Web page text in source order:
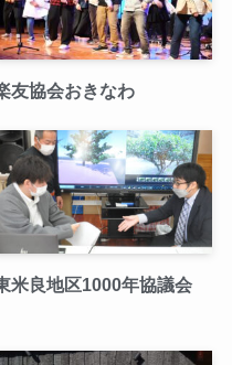
友協会おきなわ
米良地区1000年協議会